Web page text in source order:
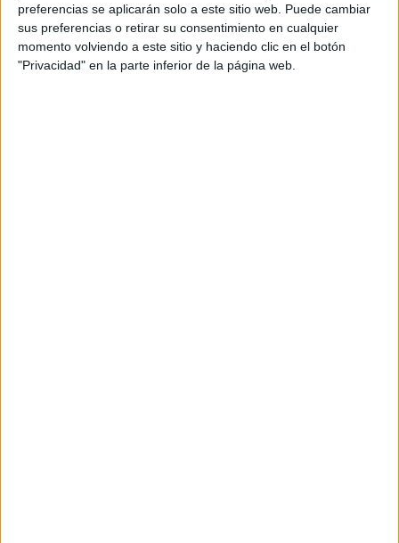
preferencias se aplicarán solo a este sitio web. Puede cambiar
sus preferencias o retirar su consentimiento en cualquier
momento volviendo a este sitio y haciendo clic en el botón
"Privacidad" en la parte inferior de la página web.